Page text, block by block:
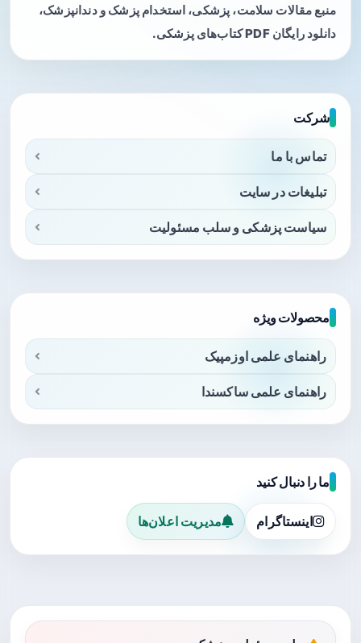
منبع مقالات سلامت، پزشکی، استخدام پزشک و دندانپزشک،
دانلود رایگان PDF کتاب‌های پزشکی.
شرکت
تماس با ما
تبلیغات در سایت
سیاست پزشکی و سلب مسئولیت
محصولات ویژه
راهنمای علمی اوزمپیک
راهنمای علمی ساکسندا
ما را دنبال کنید
اینستاگرام مدیریت اعلان‌ها